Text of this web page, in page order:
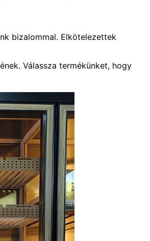
bizalommal. Elkötelezettek
Válassza termékünket, hogy